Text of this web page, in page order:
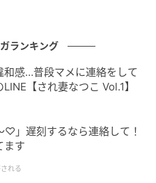
ランキング
和感…普段マメに連絡をして
【され妻なつこ Vol.1】
」遅刻するなら連絡して！
ます
れる